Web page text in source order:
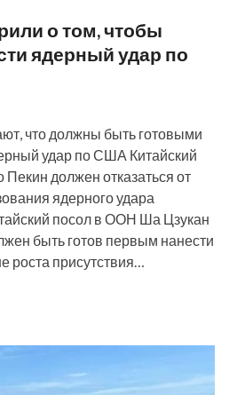
о том, чтобы
ядерный удар по
что должны быть готовыми
удар по США Китайский
Пекин должен отказаться от
ядерного удара
посол в ООН Ша Цзукан
быть готов первым нанести
роста присутствия…